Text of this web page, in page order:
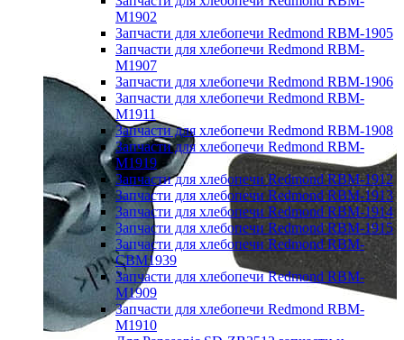
M1902
Запчасти для хлебопечи Redmond RBM-1905
Запчасти для хлебопечи Redmond RBM-
M1907
Запчасти для хлебопечи Redmond RBM-1906
Запчасти для хлебопечи Redmond RBM-
M1911
Запчасти для хлебопечи Redmond RBM-1908
Запчасти для хлебопечи Redmond RBM-
M1919
Запчасти для хлебопечи Redmond RBM-1912
Запчасти для хлебопечи Redmond RBM-1913
Запчасти для хлебопечи Redmond RBM-1914
Запчасти для хлебопечи Redmond RBM-1915
Запчасти для хлебопечи Redmond RBM-
CBM1939
Запчасти для хлебопечи Redmond RBM-
M1909
Запчасти для хлебопечи Redmond RBM-
M1910